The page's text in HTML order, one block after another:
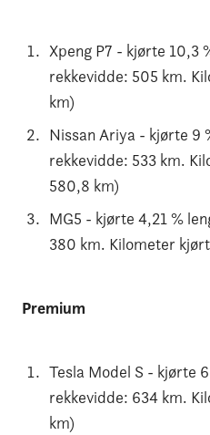
Xpeng P7 - kjørte 10,3
rekkevidde: 505 km.
km)
Nissan Ariya - kjørte 9
rekkevidde: 533 km.
580,8 km)
MG5 - kjørte 4,21 %
380 km. Kilometer
Premium
Tesla Model S - kjørte
rekkevidde: 634 km.
km)